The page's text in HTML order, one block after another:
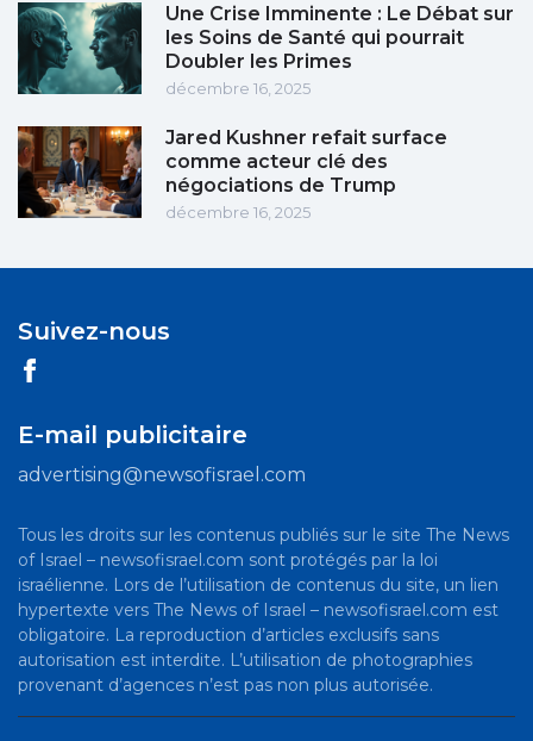
Une Crise Imminente : Le Débat sur
les Soins de Santé qui pourrait
Doubler les Primes
décembre 16, 2025
Jared Kushner refait surface
comme acteur clé des
négociations de Trump
décembre 16, 2025
Suivez-nous
E-mail publicitaire
advertising@newsofisrael.com
Tous les droits sur les contenus publiés sur le site The News
of Israel – newsofisrael.com sont protégés par la loi
israélienne. Lors de l’utilisation de contenus du site, un lien
hypertexte vers The News of Israel – newsofisrael.com est
obligatoire. La reproduction d’articles exclusifs sans
autorisation est interdite. L’utilisation de photographies
provenant d’agences n’est pas non plus autorisée.